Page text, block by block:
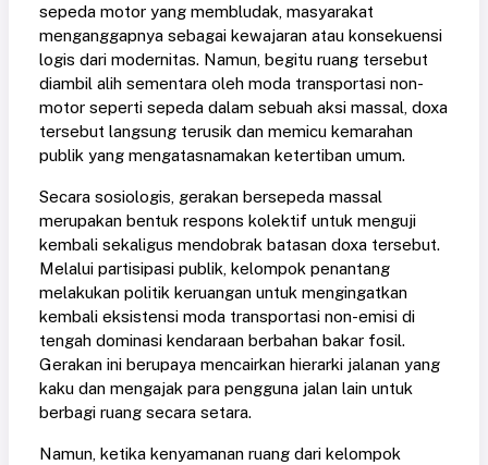
sepeda motor yang membludak, masyarakat
menganggapnya sebagai kewajaran atau konsekuensi
logis dari modernitas. Namun, begitu ruang tersebut
diambil alih sementara oleh moda transportasi non-
motor seperti sepeda dalam sebuah aksi massal, doxa
tersebut langsung terusik dan memicu kemarahan
publik yang mengatasnamakan ketertiban umum.
Secara sosiologis, gerakan bersepeda massal
merupakan bentuk respons kolektif untuk menguji
kembali sekaligus mendobrak batasan doxa tersebut.
Melalui partisipasi publik, kelompok penantang
melakukan politik keruangan untuk mengingatkan
kembali eksistensi moda transportasi non-emisi di
tengah dominasi kendaraan berbahan bakar fosil.
Gerakan ini berupaya mencairkan hierarki jalanan yang
kaku dan mengajak para pengguna jalan lain untuk
berbagi ruang secara setara.
Namun, ketika kenyamanan ruang dari kelompok